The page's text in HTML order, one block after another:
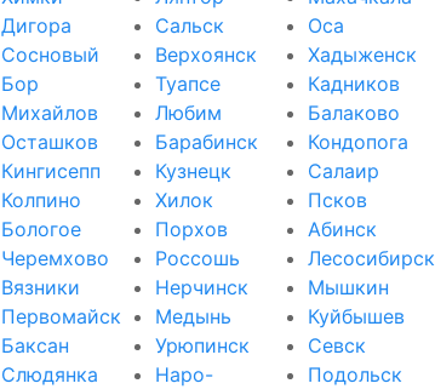
Дигора
Сосновый
Бор
Михайлов
Осташков
Кингисепп
Колпино
Бологое
Черемхово
Вязники
Первомайск
Баксан
Слюдянка
Сальск
Верхоянск
Туапсе
Любим
Барабинск
Кузнецк
Хилок
Порхов
Россошь
Нерчинск
Медынь
Урюпинск
Наро-
Оса
Хадыженск
Кадников
Балаково
Кондопога
Салаир
Псков
Абинск
Лесосибирск
Мышкин
Куйбышев
Севск
Подольск